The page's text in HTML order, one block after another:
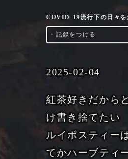
COVID-19流行下の日々を
‣ 記録をつける
2025-02-04
紅茶好きだから
け書き捨てたい
ルイボスティー
てかハーブティ